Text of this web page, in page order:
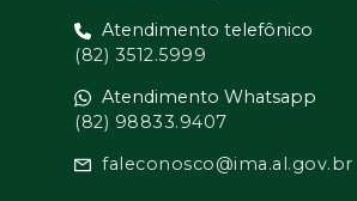
Atendimento telefônico
(82) 3512.5999
Atendimento Whatsapp
(82) 98833.9407
faleconosco@ima.al.gov.br